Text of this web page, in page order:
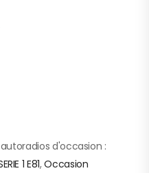
d'occasion :
1 E81,Occasion